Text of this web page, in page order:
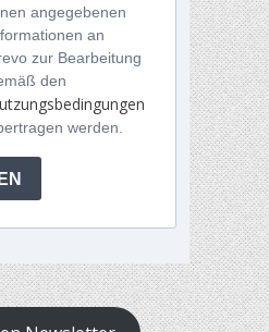
angegebenen
an
zur Bearbeitung
den
werden.